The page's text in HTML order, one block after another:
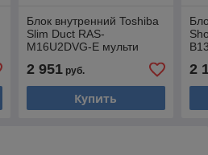
Блок внутренний Toshiba
Slim Duct RAS-
M16U2DVG-E мульти
сплит-системы, трубы 1/4
+ 3/8
2 951руб.
Купить
+
2